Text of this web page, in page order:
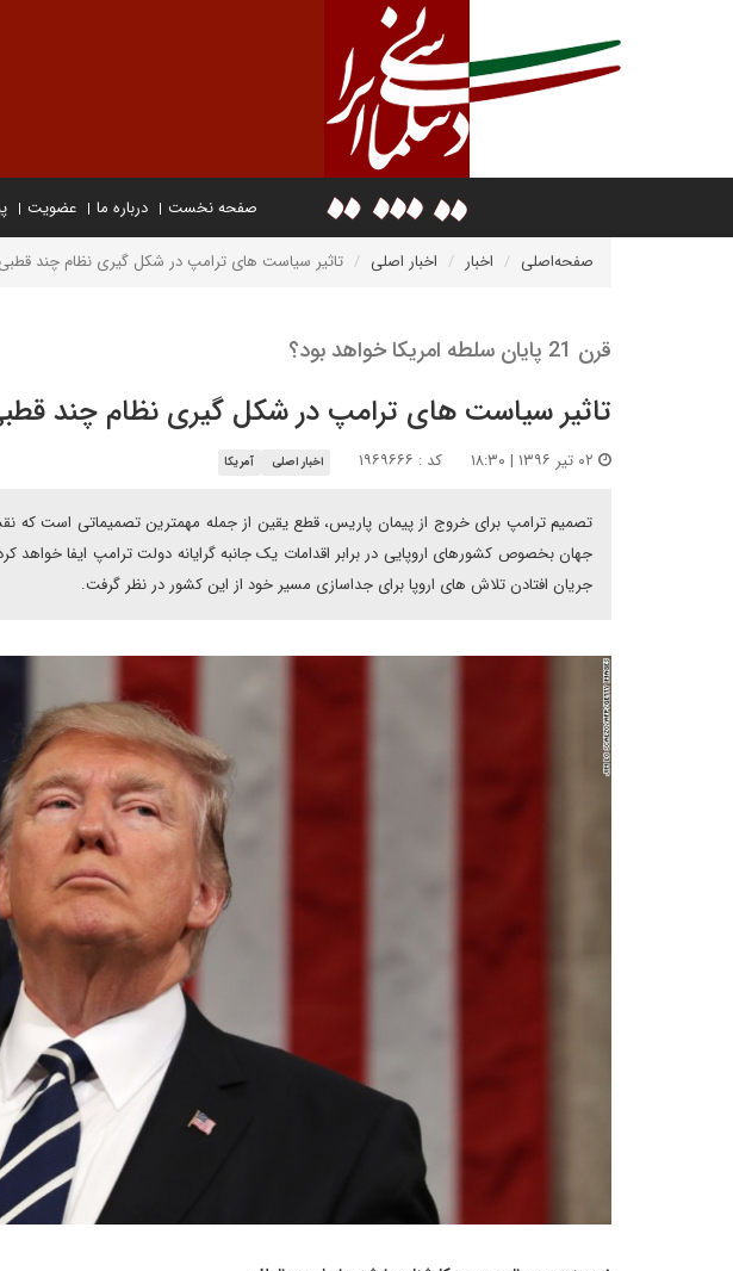
صفحه نخست درباره ما عضویت
صفحه‌اصلی اخبار اخبار اصلی تاثیر سیاست های ترامپ در شکل گیری نظام چند قطبی
قرن 21 پایان سلطه امریکا خواهد بود؟
تاثیر سیاست های ترامپ در شکل گیری نظام چند
کد : ۱۹۶۹۶۶۶ اخبار اصلی آمریکا
تصمیم ترامپ برای خروج از پیمان پاریس، قطع یقین از جمله مهمترین تصمیماتی است
جهان بخصوص کشورهای اروپایی در برابر اقدامات یک جانبه گرایانه دولت ترامپ ایفا خواهد
جریان افتادن تلاش های اروپا برای جداسازی مسیر خود از این کشور در نظر گرفت.